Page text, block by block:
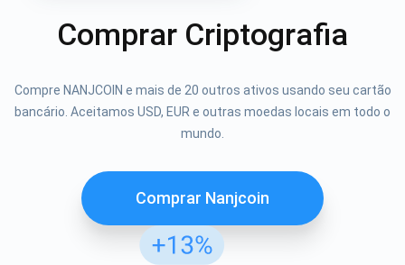
Comprar Criptografia
Compre NANJCOIN e mais de 20 outros ativos usando seu cartão
bancário. Aceitamos USD, EUR e outras moedas locais em todo o
mundo.
Comprar Nanjcoin